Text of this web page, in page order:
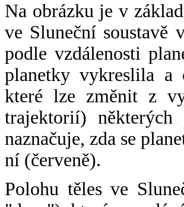
Na obrázku je v
ve Sluneční
podle vzdálenosti
planetky vykreslila a
které lze změnit z
trajektorií) některých
naznačuje, zda se
ní (červeně).
Polohu těles ve